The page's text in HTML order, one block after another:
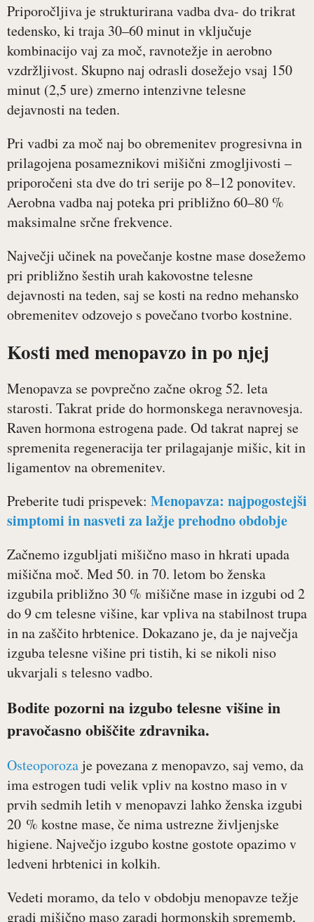
Priporočljiva je strukturirana vadba dva- do trikrat
tedensko, ki traja 30–60 minut in vključuje
kombinacijo vaj za moč, ravnotežje in aerobno
vzdržljivost. Skupno naj odrasli dosežejo vsaj 150
minut (2,5 ure) zmerno intenzivne telesne
dejavnosti na teden.
Pri vadbi za moč naj bo obremenitev progresivna in
prilagojena posameznikovi mišični zmogljivosti –
priporočeni sta dve do tri serije po 8–12 ponovitev.
Aerobna vadba naj poteka pri približno 60–80 %
maksimalne srčne frekvence.
Največji učinek na povečanje kostne mase dosežemo
pri približno šestih urah kakovostne telesne
dejavnosti na teden, saj se kosti na redno mehansko
obremenitev odzovejo s povečano tvorbo kostnine.
Kosti med menopavzo in po njej
Menopavza se povprečno začne okrog 52. leta
starosti. Takrat pride do hormonskega neravnovesja.
Raven hormona estrogena pade. Od takrat naprej se
spremenita regeneracija ter prilagajanje mišic, kit in
ligamentov na obremenitev.
Preberite tudi prispevek: Menopavza: najpogostejši
simptomi in nasveti za lažje prehodno obdobje
Začnemo izgubljati mišično maso in hkrati upada
mišična moč. Med 50. in 70. letom bo ženska
izgubila približno 30 % mišične mase in izgubi od 2
do 9 cm telesne višine, kar vpliva na stabilnost trupa
in na zaščito hrbtenice. Dokazano je, da je največja
izguba telesne višine pri tistih, ki se nikoli niso
ukvarjali s telesno vadbo.
Bodite pozorni na izgubo telesne višine in
pravočasno obiščite zdravnika.
Osteoporozaje povezana z menopavzo, saj vemo, da
ima estrogen tudi velik vpliv na kostno maso in v
prvih sedmih letih v menopavzi lahko ženska izgubi
20 % kostne mase, če nima ustrezne življenjske
higiene. Največjo izgubo kostne gostote opazimo v
ledveni hrbtenici in kolkih.
Vedeti moramo, da telo v obdobju menopavze težje
gradi mišično maso zaradi hormonskih sprememb,